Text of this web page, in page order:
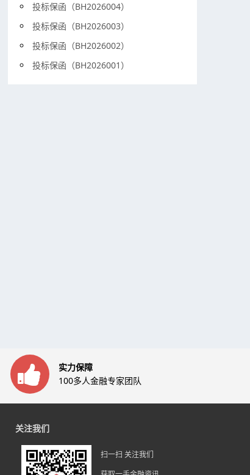
投标保函（BH2026004）
投标保函（BH2026003）
投标保函（BH2026002）
投标保函（BH2026001）
实力保障
100多人金融专家团队
关注我们
扫一扫 关注我们